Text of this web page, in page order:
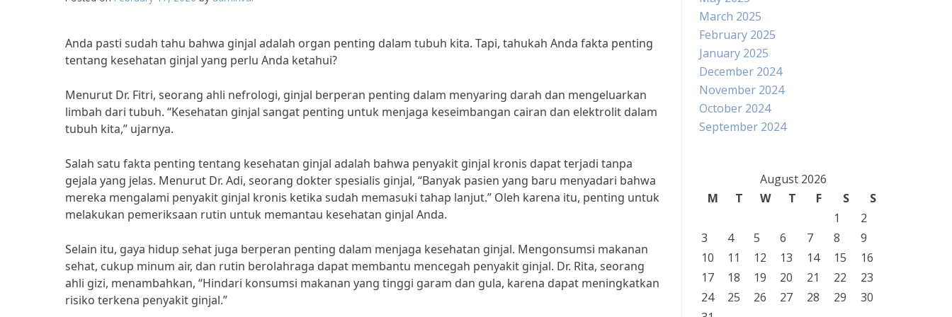
Anda pasti sudah tahu bahwa ginjal adalah organ penting dalam tubuh kita. Tapi, tahukah Anda fakta penting
tentang kesehatan ginjal yang perlu Anda ketahui?
Menurut Dr. Fitri, seorang ahli nefrologi, ginjal berperan penting dalam menyaring darah dan mengeluarkan
limbah dari tubuh. “Kesehatan ginjal sangat penting untuk menjaga keseimbangan cairan dan elektrolit dalam
tubuh kita,” ujarnya.
Salah satu fakta penting tentang kesehatan ginjal adalah bahwa penyakit ginjal kronis dapat terjadi tanpa
gejala yang jelas. Menurut Dr. Adi, seorang dokter spesialis ginjal, “Banyak pasien yang baru menyadari bahwa
mereka mengalami penyakit ginjal kronis ketika sudah memasuki tahap lanjut.” Oleh karena itu, penting untuk
melakukan pemeriksaan rutin untuk memantau kesehatan ginjal Anda.
Selain itu, gaya hidup sehat juga berperan penting dalam menjaga kesehatan ginjal. Mengonsumsi makanan
sehat, cukup minum air, dan rutin berolahraga dapat membantu mencegah penyakit ginjal. Dr. Rita, seorang
ahli gizi, menambahkan, “Hindari konsumsi makanan yang tinggi garam dan gula, karena dapat meningkatkan
risiko terkena penyakit ginjal.”
March 2025
February 2025
January 2025
December 2024
November 2024
October 2024
September 2024
August 2026
M
T W T F S
S
1
2
3
4 5 6 7 8
9
10
11 12 13 14 15
16
17
18 19 20 21 22
23
24
25 26 27 28 29
30